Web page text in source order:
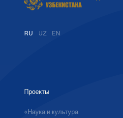
RU UZ EN
Проекты
«Наука и культура